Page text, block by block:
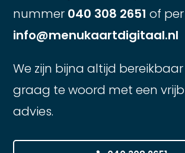
nummer 040 308 2651 of
info@menukaartdigitaal.nl
We zijn bijna altijd
graag te woord met een
advies.